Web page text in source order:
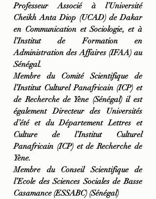
Professeur Associé à l’Université
Cheikh Anta Diop (UCAD) de Dakar
en Communication et Sociologie, et à
l’Institut de Formation en
Administration des Affaires (IFAA) au
Sénégal.
Membre du Comité Scientifique de
l’Institut Culturel Panafricain (ICP) et
de Recherche de Yène (Sénégal) il est
également Directeur des Universités
d’été et du Département Lettres et
Culture de l’Institut Culturel
Panafricain (ICP) et de Recherche de
Yène.
Membre du Conseil Scientifique de
l’Ecole des Sciences Sociales de Basse
Casamance (ESSABC) (Sénégal)